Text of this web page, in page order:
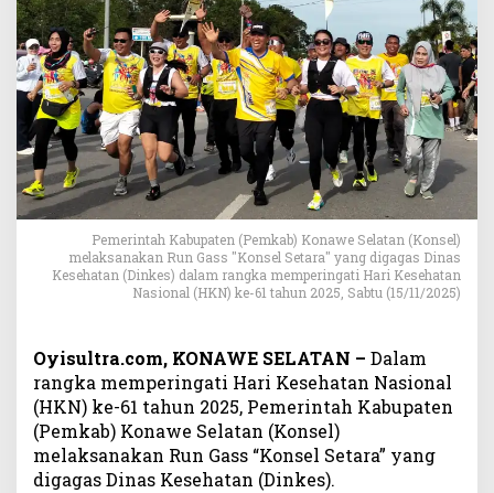
r
i
K
e
s
a
a
N
a
s
n
a
l
k
e
-
Pemerintah Kabupaten (Pemkab) Konawe Selatan (Konsel)
melaksanakan Run Gass "Konsel Setara" yang digagas Dinas
Kesehatan (Dinkes) dalam rangka memperingati Hari Kesehatan
Nasional (HKN) ke-61 tahun 2025, Sabtu (15/11/2025)
Oyisultra.com, KONAWE SELATAN – Dalam
rangka memperingati Hari Kesehatan Nasional
(HKN) ke-61 tahun 2025, Pemerintah Kabupaten
(Pemkab) Konawe Selatan (Konsel)
melaksanakan Run Gass “Konsel Setara” yang
digagas Dinas Kesehatan (Dinkes).